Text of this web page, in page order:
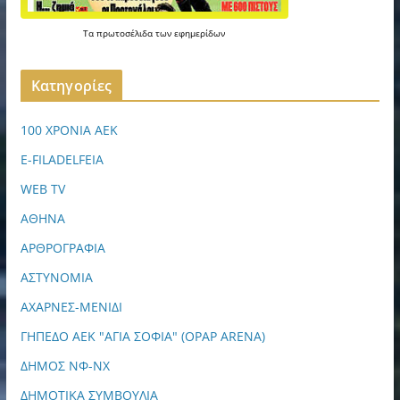
Ταπρωτοσέλιδατωνεφημερίδων
Kατηγορίες
100 ΧΡΟΝΙΑ ΑΕΚ
E-FILADELFEIA
WEB TV
ΑΘΗΝΑ
ΑΡΘΡΟΓΡΑΦΙΑ
ΑΣΤΥΝΟΜΙΑ
ΑΧΑΡΝΕΣ-ΜΕΝΙΔΙ
ΓΗΠΕΔΟ ΑΕΚ "ΑΓΙΑ ΣΟΦΙΑ" (OPAP ARENA)
ΔΗΜΟΣ ΝΦ-ΝΧ
ΔΗΜΟΤΙΚΑ ΣΥΜΒΟΥΛΙΑ